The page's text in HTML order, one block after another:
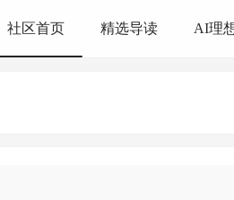
社区首页 精选导读 AI理